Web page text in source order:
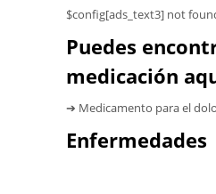
$config[ads_text3] not
Puedes
medicación
➔ Medicamento para el
Enfermedades